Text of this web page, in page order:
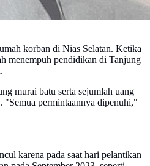
korban di Nias Selatan. Ketika
menempuh pendidikan di Tanjung
murai batu serta sejumlah uang
"Semua permintaannya dipenuhi,"
karena pada saat hari pelantikan